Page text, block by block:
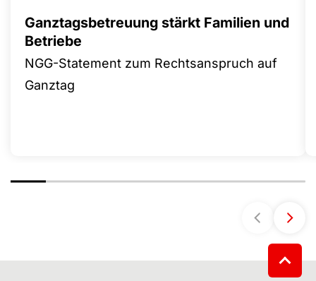
Ganztagsbetreuung stärkt Familien und
Betriebe
NGG-Statement zum Rechtsanspruch auf
Ganztag